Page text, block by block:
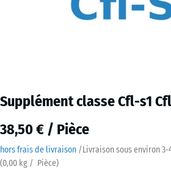
Supplément classe Cfl-s1 Cfl
38,50 € / Pièce
hors frais de livraison /Livraison sous environ3-
(0,00 kg / Pièce)